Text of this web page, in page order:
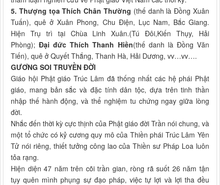
5. Thượng tọa Thích Chân Thường (thế danh là Đồng Xuân
Tuấn), quê ở Xuân Phong, Chu Điện, Lục Nam, Bắc Giang.
Hiện Trụ trì tại Chùa Linh Xuân.(Tú Đôi,Kiến Thụy, Hải
Phòng);Đại đức Thích Thanh Hiền(thế danh là Đồng Văn
Tiến), quê ở Quyết Thắng, Thanh Hà, Hải Dương, vv…vv….
GƯƠNG SOI TRUYỀN ĐỜI
Giáo hội Phật giáo Trúc Lâm đã thống nhất các hệ phái Phật
giáo, mang bản sắc và đặc tính dân tộc, dựa trên tinh thần
nhập thế hành động, và thể nghiệm tu chứng ngay giữa lòng
đời.
Nhắc đến thời kỳ cực thịnh của Phật giáo đời Trần nói chung, và
một tổ chức có kỷ cương quy mô của Thiền phái Trúc Lâm Yên
Tử nói riêng, thiết tưởng công lao của Thiền sư Pháp Loa luôn
tỏa rạng.
Hiện diện 47 năm trên cõi trần gian, ròng rã suốt 26 năm tận
tụy quên mình phụng sự đạo pháp, việc tự lợi và lợi tha đều